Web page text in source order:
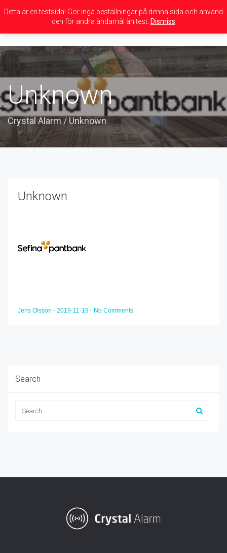
navigation
Unknown
Crystal Alarm / Unknown
Unknown
Jens Olsson - 2019-11-19 - No Comments
Search
Detta är en testsida! Gör inga beställningar på denna sida och använd
den för andra ändamål än test. Dismiss